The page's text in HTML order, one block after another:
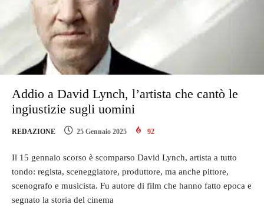
Addio a David Lynch, l’artista che cantò le
ingiustizie sugli uomini
REDAZIONE 25 Gennaio 2025 92
Il 15 gennaio scorso è scomparso David Lynch, artista a tutto
tondo: regista, sceneggiatore, produttore, ma anche pittore,
scenografo e musicista. Fu autore di film che hanno fatto epoca e
segnato la storia del cinema